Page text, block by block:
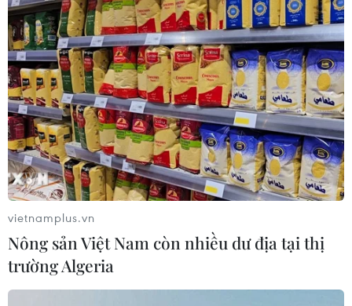
vietnamplus.vn
Nông sản Việt Nam còn nhiều dư địa tại thị
trường Algeria